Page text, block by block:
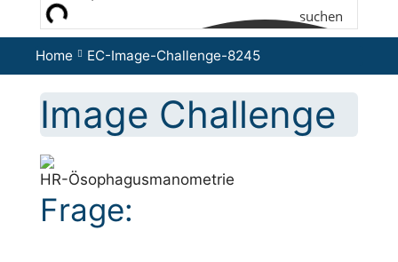
suchen
Home EC-Image-Challenge-8245
Image Challenge
HR-Ösophagusmanometrie
Frage: